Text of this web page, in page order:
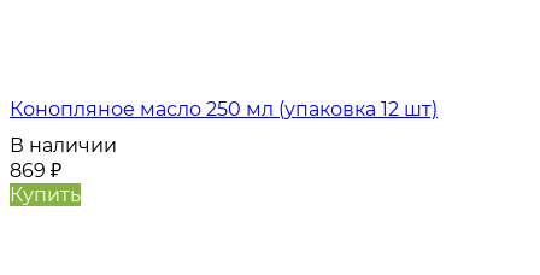
Конопляное масло 250 мл (упаковка 12 шт)
В наличии
869 ₽
Купить